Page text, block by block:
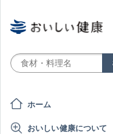
ホーム
おいしい健康について